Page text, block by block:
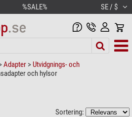
%SALE% SE / $
Adapter > Utvidgnings- och
och hylsor
Sortering: